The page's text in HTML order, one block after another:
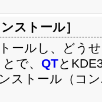
ストール］
ールし、どう
で、 QTと
ストール（コ